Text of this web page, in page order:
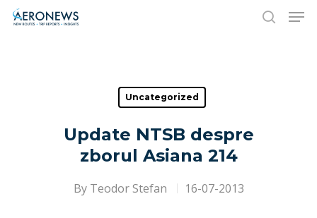
Hit enter to search or ESC to close
Uncategorized
Update NTSB despre
zborul Asiana 214
By Teodor Stefan 16-07-2013